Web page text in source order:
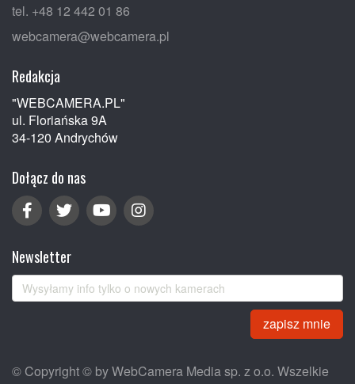
tel. +48 12 442 01 86
webcamera@webcamera.pl
Redakcja
"WEBCAMERA.PL"
ul. Floriańska 9A
34-120 Andrychów
Dołącz do nas
Newsletter
zapisz mnie
© Copyright © by WebCamera Media sp. z o.o. Wszelkie